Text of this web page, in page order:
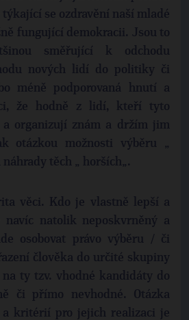
se ozdravění naší mladé
fungující demokracii. Jsou to
směřující k odchodu
nových lidí do politiky či
méně podporovaná hnutí a
že hodně z lidí, kteří tyto
organizují znám a držím jim
otázkou možnosti výběru „
náhrady těch „ horších„.
věci. Kdo je vlastně lepší a
natolik neposkvrněný a
osobovat právo výběru / či
člověka do určité skupiny
ty tzv. vhodné kandidáty do
či přímo nevhodné. Otázka
a kritérií pro jejich realizaci je